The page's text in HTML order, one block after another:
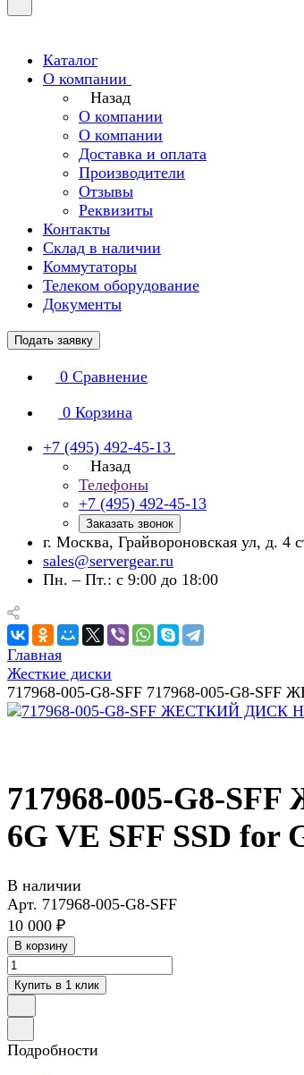
Каталог
О компании
Назад
О компании
О компании
Доставка и оплата
Производители
Отзывы
Реквизиты
Контакты
Склад в наличии
Коммутаторы
Телеком оборудование
Документы
Подать заявку
0 Сравнение
0 Корзина
+7 (495) 492-45-13
Назад
Телефоны
+7 (495) 492-45-13
Заказать звонок
г. Москва, Грайвороновская ул, д. 4
sales@servergear.ru
Пн. – Пт.: с 9:00 до 18:00
Главная
Жесткие диски
717968-005-G8-SFF 717968-005-G8-
717968-005-G8-
6G VE SFF SSD for
В наличии
Арт. 717968-005-G8-SFF
10 000 ₽
В корзину
Купить в 1 клик
Подробности